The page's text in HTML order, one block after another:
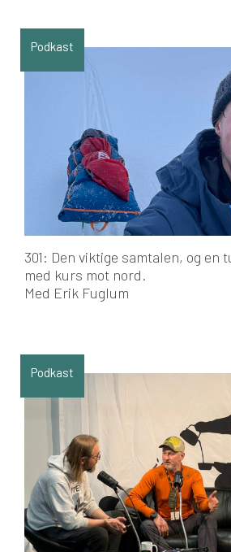
Podkast
301: Den viktige samtalen, og en
med kurs mot nord.
Med Erik Fuglum
Podkast